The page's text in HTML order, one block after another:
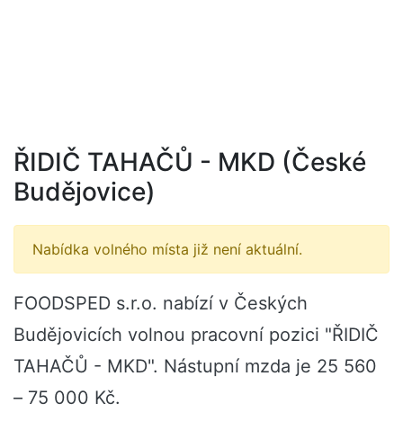
ŘIDIČ TAHAČŮ - MKD (České
Budějovice)
Nabídka volného místa již není aktuální.
FOODSPED s.r.o. nabízí v Českých
Budějovicích volnou pracovní pozici "ŘIDIČ
TAHAČŮ - MKD". Nástupní mzda je 25 560
– 75 000 Kč.